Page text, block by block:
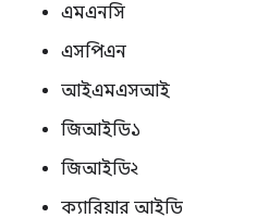
এমএনসি
এসপিএন
আইএমএসআই
জিআইডি১
জিআইডি২
ক্যারিয়ার আইডি